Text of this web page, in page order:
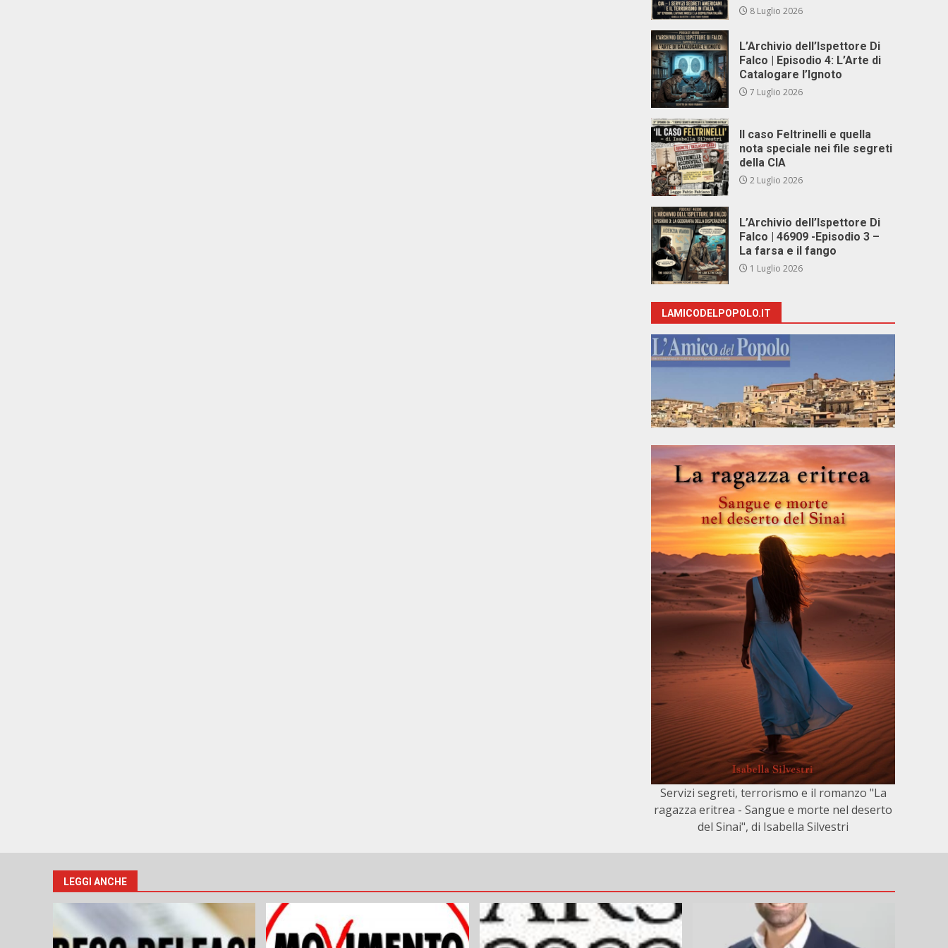
8 Luglio 2026
L’Archivio dell’Ispettore Di
Falco | Episodio 4: L’Arte di
Catalogare l’Ignoto
7 Luglio 2026
Il caso Feltrinelli e quella
nota speciale nei file segreti
della CIA
2 Luglio 2026
L’Archivio dell’Ispettore Di
Falco | 46909 -Episodio 3 –
La farsa e il fango
1 Luglio 2026
LAMICODELPOPOLO.IT
Servizi segreti, terrorismo e il romanzo "La
ragazza eritrea - Sangue e morte nel deserto
del Sinai", di Isabella Silvestri
LEGGI ANCHE